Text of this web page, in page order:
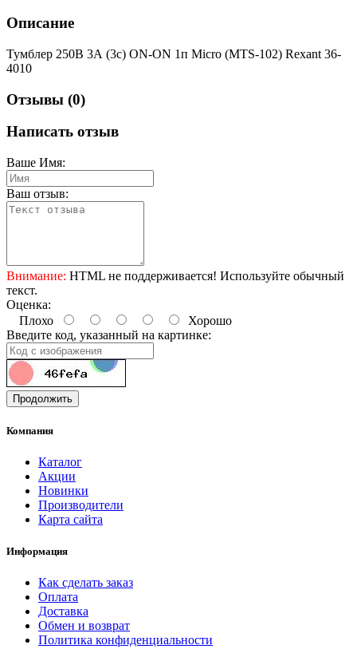
Описание
Тумблер 250В 3А (3с) ON-ON 1п Micro (MTS-102) Rexant 36-
4010
Отзывы (0)
Написать отзыв
Ваше Имя:
Ваш отзыв:
Внимание: HTML не поддерживается! Используйте обычный
текст.
Оценка:
Плохо
Хорошо
Введите код, указанный на картинке:
Продолжить
Компания
Каталог
Акции
Новинки
Производители
Карта сайта
Информация
Как сделать заказ
Оплата
Доставка
Обмен и возврат
Политика конфиденциальности